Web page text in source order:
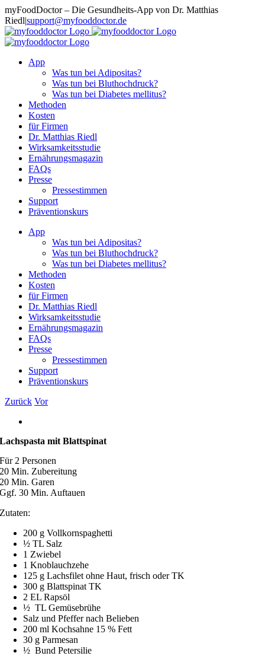
Zum
Inhalt
springen
myFoodDoctor – Die Gesundheits-App von Dr. Matthias
Riedl|support@myfooddoctor.de
E-
Mail
Facebook
Instagram
LinkedIn
App
Was tun bei Adipositas?
Was tun bei Bluthochdruck?
Was tun bei Diabetes mellitus?
Methoden
Kosten
für Firmen
Dr. Matthias Riedl
Wirksamkeitsstudie
Ernährungsmagazin
FAQs
Presse
Pressestimmen
Support
Präventionskurs
App
Was tun bei Adipositas?
Was tun bei Bluthochdruck?
Was tun bei Diabetes mellitus?
Methoden
Kosten
für Firmen
Dr. Matthias Riedl
Wirksamkeitsstudie
Ernährungsmagazin
FAQs
Presse
Pressestimmen
Support
Präventionskurs
Zurück Vor
Bild
Lachspasta mit Blattspinat
Für 2 Personen
20 Min. Zubereitung
20 Min. Garen
Ggf. 30 Min. Auftauen
Zutaten:
200 g Vollkornspaghetti
½ TL Salz
1 Zwiebel
1 Knoblauchzehe
125 g Lachsfilet ohne Haut, frisch oder TK
300 g Blattspinat TK
2 EL Rapsöl
½ TL Gemüsebrühe
Salz und Pfeffer nach Belieben
200 ml Kochsahne 15 % Fett
30 g Parmesan
½ Bund Petersilie